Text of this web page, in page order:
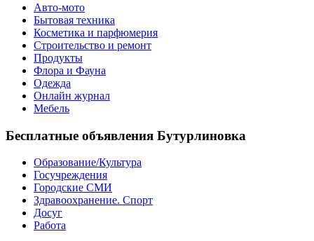
Авто-мото
Бытовая техника
Косметика и парфюмерия
Строительство и ремонт
Продукты
Флора и Фауна
Одежда
Онлайн журнал
Мебель
Бесплатные объявления Бутурлиновка
Образование/Культура
Госучреждения
Городские СМИ
Здравоохранение. Спорт
Досуг
Работа